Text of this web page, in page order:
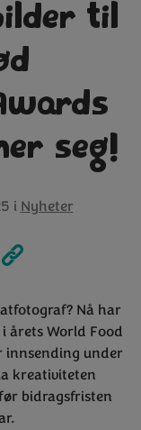
til
seg!
iNyheter
Nå har
årets World Food
innsending under
kreativiteten
bidragsfristen